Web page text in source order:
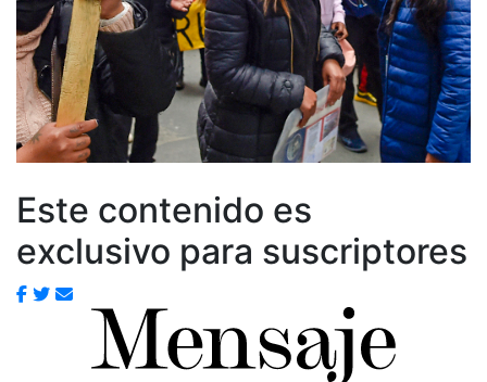
Este contenido es
exclusivo para suscriptores